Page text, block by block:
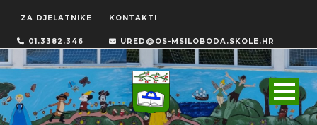
ZA DJELATNIKE KONTAKTI
01.3382.346 URED@OS-MSILOBODA.SKOLE.HR